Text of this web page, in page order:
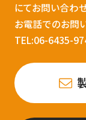
にてお問い合わせ
お電話でのお問
TEL:06-6435-